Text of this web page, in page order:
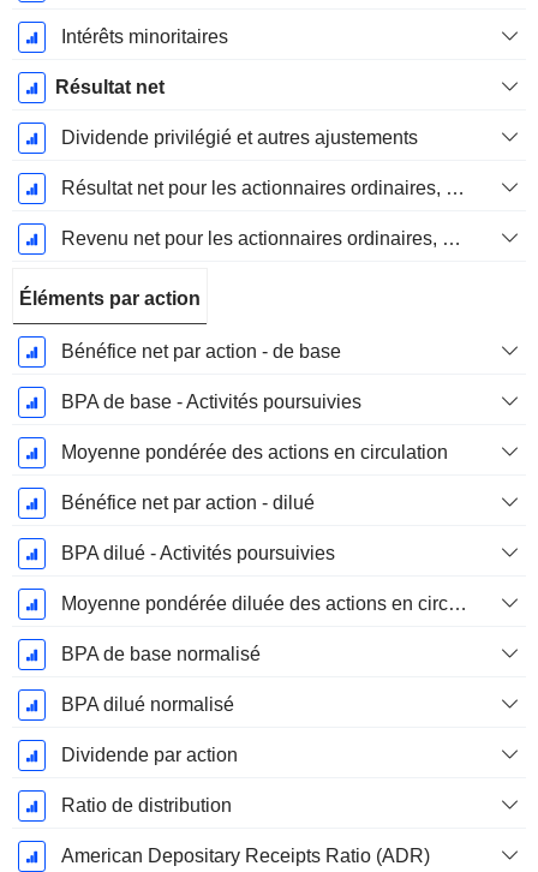
Intérêts minoritaires
Résultat net
Dividende privilégié et autres ajustements
Résultat net pour les actionnaires ordinaires, éléments exceptionnels inclus.
Revenu net pour les actionnaires ordinaires, hors éléments exceptionnelsRésultat net pour les actionnaires ordinaires, éléments exceptionnels exclus.
Éléments par action
Bénéfice net par action - de base
BPA de base - Activités poursuivies
Moyenne pondérée des actions en circulation
Bénéfice net par action - dilué
BPA dilué - Activités poursuivies
Moyenne pondérée diluée des actions en circulation
BPA de base normalisé
BPA dilué normalisé
Dividende par action
Ratio de distribution
American Depositary Receipts Ratio (ADR)